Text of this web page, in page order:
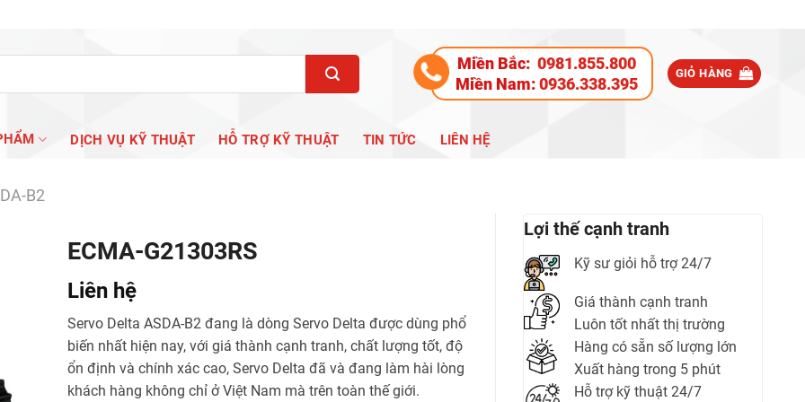
Miền Bắc: 0981.855.800
Miền Nam:0936.338.395
GIỎ HÀNG
DỊCH VỤ KỸ THUẬT HỖ TRỢ KỸ THUẬT TIN TỨC LIÊN HỆ
B2
Lợi thế cạnh tranh
Kỹ sư giỏi hỗ trợ 24/7
Giá thành cạnh tranh
Luôn tốt nhất thị trường
Hàng có sẵn số lượng lớn
Xuất hàng trong 5 phút
Hỗ trợ kỹ thuật 24/7
ECMA-G21303RS
Liên hệ
Servo Delta ASDA-B2 đang là dòng Servo Delta được dùng phổ
biến nhất hiện nay, với giá thành cạnh tranh, chất lượng tốt, độ
ổn định và chính xác cao, Servo Delta đã và đang làm hài lòng
khách hàng không chỉ ở Việt Nam mà trên toàn thế giới.